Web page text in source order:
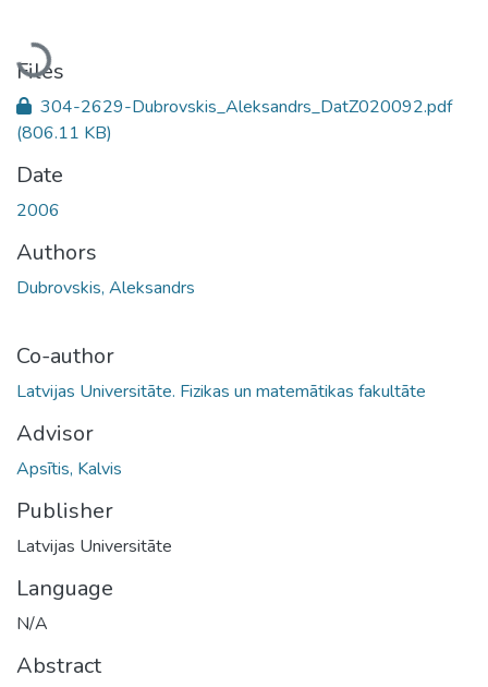
Loading...
Files
304-2629-Dubrovskis_Aleksandrs_DatZ020092.pdf
(806.11 KB)
Date
2006
Authors
Dubrovskis, Aleksandrs
Co-author
Latvijas Universitāte. Fizikas un matemātikas fakultāte
Advisor
Apsītis, Kalvis
Publisher
Latvijas Universitāte
Language
N/A
Abstract